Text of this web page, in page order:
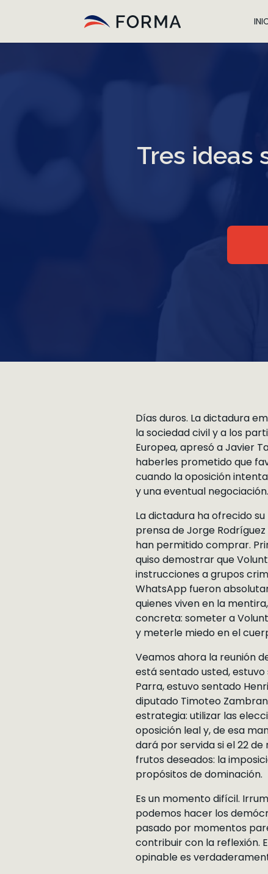
Tres ideas
Días duros. La dictadura
la sociedad civil y a los
Europea, apresó a Javier
haberles prometido que
cuando la oposición
y una eventual negociación.
La dictadura ha ofrecido
prensa de Jorge
han permitido comprar.
quiso demostrar que
instrucciones a grupos
WhatsApp fueron
quienes viven en la
concreta: someter a
y meterle miedo en el
Veamos ahora la reunión
está sentado usted,
Parra, estuvo sentado
diputado Timoteo
estrategia: utilizar las
oposición leal y, de esa
dará por servida si el 22
frutos deseados: la
propósitos de dominación.
Es un momento difícil.
podemos hacer los
pasado por momentos
contribuir con la reflexión.
opinable es